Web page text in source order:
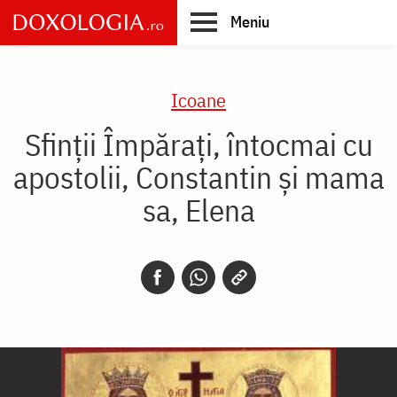
Skip
to
main
Meniu
Icoane
Sfinții Împărați, întocmai cu
apostolii, Constantin și mama
sa, Elena